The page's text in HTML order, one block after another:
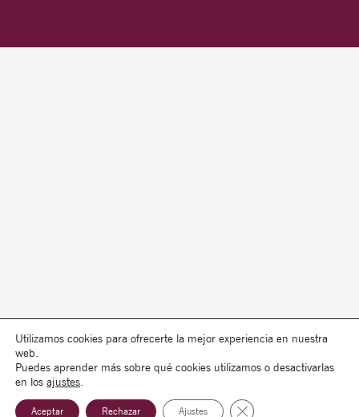
Utilizamos cookies para ofrecerte la mejor experiencia en nuestra
web.
Puedes aprender más sobre qué cookies utilizamos o desactivarlas
en los ajustes
Aceptar Rechazar Ajustes Cerrar el banner de